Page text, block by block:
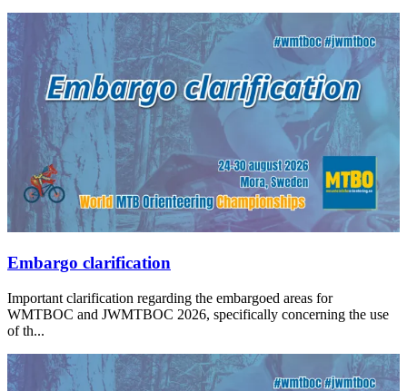
Embargo clarification
Important clarification regarding the embargoed areas for
WMTBOC and JWMTBOC 2026, specifically concerning the use
of th...